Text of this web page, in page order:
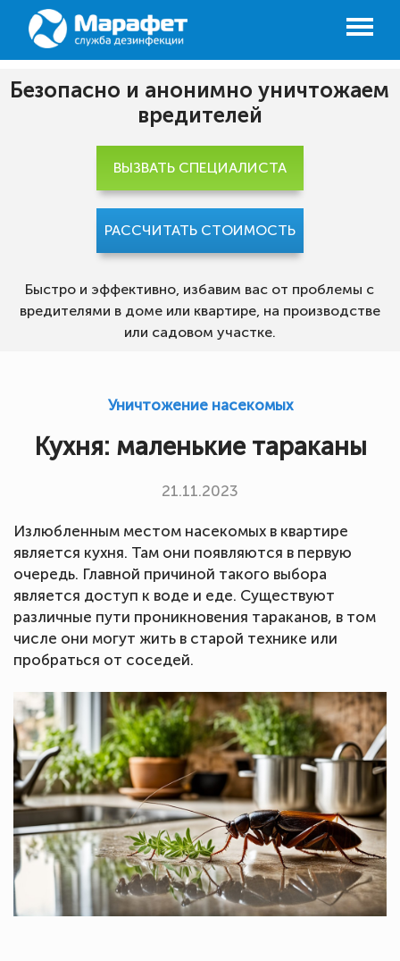
Безопасно и анонимно уничтожаем
вредителей
Быстро и эффективно, избавим вас от проблемы с
вредителями в доме или квартире, на производстве
или садовом участке.
ВЫЗВАТЬ СПЕЦИАЛИСТА
РАССЧИТАТЬ СТОИМОСТЬ
Уничтожение насекомых
Кухня: маленькие тараканы
21.11.2023
Излюбленным местом насекомых в квартире
является кухня. Там они появляются в первую
очередь. Главной причиной такого выбора
является доступ к воде и еде. Существуют
различные пути проникновения тараканов, в том
числе они могут жить в старой технике или
пробраться от соседей.